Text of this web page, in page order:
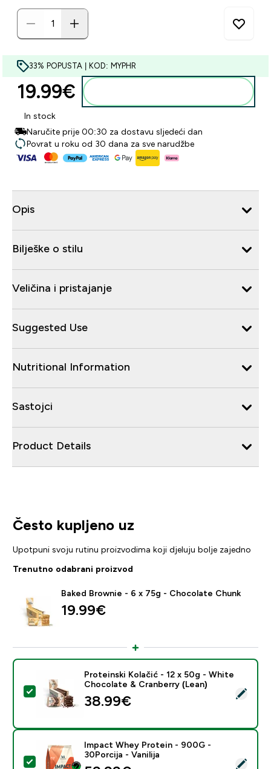
33% POPUSTA | KOD: MYPHR
19.99€‎
In stock
Naručite prije 00:30 za dostavu sljedeći dan
Povrat u roku od 30 dana za sve narudžbe
Opis
Bilješke o stilu
Veličina i pristajanje
Suggested Use
Nutritional Information
Sastojci
Product Details
Često kupljeno uz
Upotpuni svoju rutinu proizvodima koji djeluju bolje zajedno
Trenutno odabrani proizvod
Baked Brownie - 6 x 75g - Chocolate Chunk
19.99€‎
Odaberi ovaj proizvod - Proteinski Kolačić - 12 x 50g
Proteinski Kolačić - 12 x 50g - White
Chocolate & Cranberry (Lean)
38.99€‎
Odaberi ovaj proizvod - Impact Whey Protein - 900G
Impact Whey Protein - 900G -
30Porcija - Vanilija